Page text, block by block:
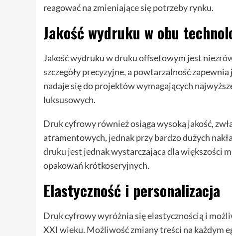
reagować na zmieniające się potrzeby rynku.
Jakość wydruku w obu
Jakość wydruku w druku offsetowym jest
szczegóły precyzyjne, a powtarzalność
nadaje się do projektów wymagających
luksusowych.
Druk cyfrowy również osiąga wysoką jakość,
atramentowych, jednak przy bardzo dużych
druku jest jednak wystarczająca dla większości
opakowań krótkoseryjnych.
Elastyczność i personalizacja
Druk cyfrowy wyróżnia się elastycznością i
XXI wieku. Możliwość zmiany treści na każdym